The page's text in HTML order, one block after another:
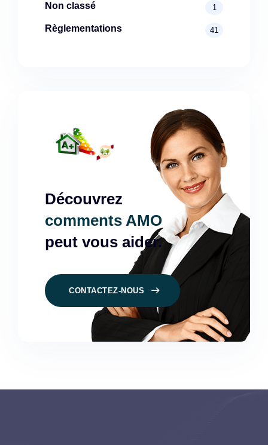
Non classé 1
Règlementations 41
Découvrez
comments AMO
peut vous aider.
CONTACTEZ-NOUS